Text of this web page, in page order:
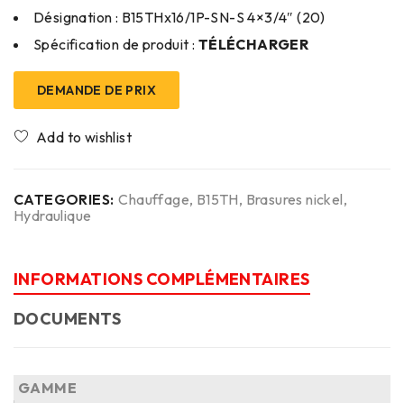
Désignation : B15THx16/1P-SN-S 4×3/4″ (20)
Spécification de produit : TÉLÉCHARGER
DEMANDE DE PRIX
CATEGORIES: Chauffage, B15TH, Brasures nickel,
Hydraulique
INFORMATIONS COMPLÉMENTAIRES
DOCUMENTS
GAMME